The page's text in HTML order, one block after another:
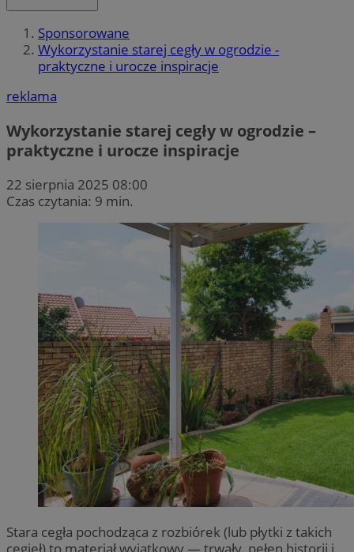
Sponsorowane
Wykorzystanie starej cegły w ogrodzie -
praktyczne i urocze inspiracje
reklama
Wykorzystanie starej cegły w ogrodzie –
praktyczne i urocze inspiracje
22 sierpnia 2025 08:00
Czas czytania: 9 min.
Stara cegła pochodząca z rozbiórek (lub płytki z takich
cegieł) to materiał wyjątkowy — trwały, pełen historii i